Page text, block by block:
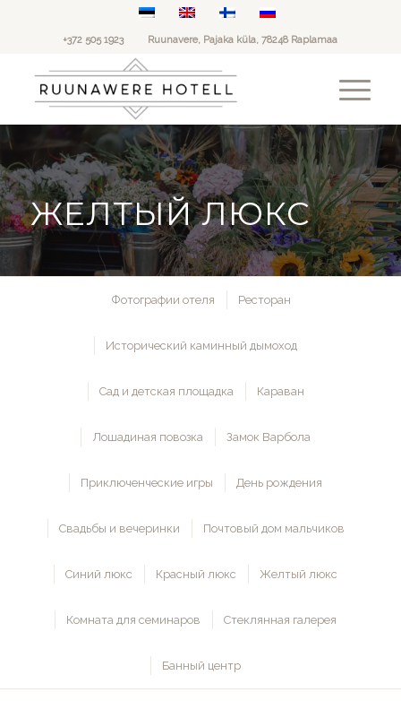
+372 505 1923 Ruunavere, Pajaka küla, 78248 Raplamaa
ЖЕЛТЫЙ ЛЮКС
Фотографии отеля Ресторан
Исторический каминный дымоход
Сад и детская площадка Караван
Лошадиная повозка Замок Варбола
Приключенческие игры День рождения
Свадьбы и вечеринки Почтовый дом мальчиков
Синий люкс Красный люкс Желтый люкс
Комната для семинаров Стеклянная галерея
Банный центр